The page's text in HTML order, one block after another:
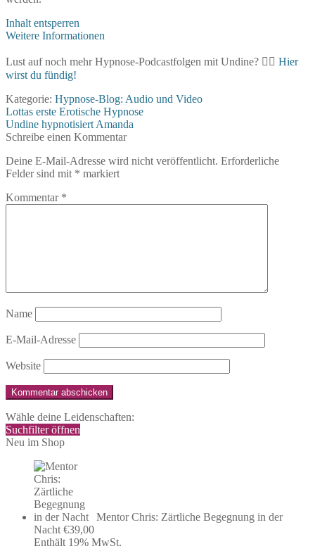
Inhalt entsperren
Weitere Informationen
Lust auf noch mehr Hypnose-Podcastfolgen mit Undine? 👉🏻 Hier
wirst du fündig!
Kategorie: Hypnose-Blog: Audio und Video
Beitragsnavigation
Vorheriger
Beitrag:
Lottas erste Erotische Hypnose
Nächster
Beitrag:
Undine hypnotisiert Amanda
Schreibe einen Kommentar
Deine E-Mail-Adresse wird nicht veröffentlicht. Erforderliche
Felder sind mit * markiert
Kommentar *
Name
E-Mail-Adresse
Website
Wähle deine Leidenschaften:
Suchfilter öffnen
Neu im Shop
Mentor Chris: Zärtliche Begegnung in der
Nacht €39,00
Enthält 19% MwSt.